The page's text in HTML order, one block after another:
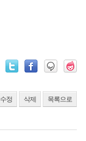
수정 삭제 목록으로